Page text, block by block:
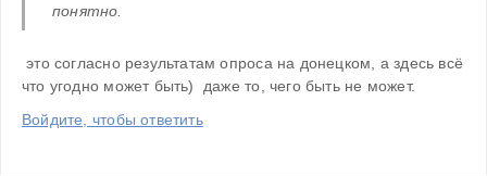
понятно.
это согласно результатам опроса на донецком, а здесь всё
что угодно может быть)  даже то, чего быть не может.
Войдите, чтобы ответить